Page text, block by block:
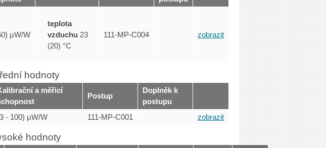
µW/W
teplota
vzduchu 23
(20) °C
111-MP-C004 zobrazit
hodnoty
a měřicí
Postup
Doplněk k
postupu
- 100) µW/W 111-MP-C001 zobrazit
hodnoty